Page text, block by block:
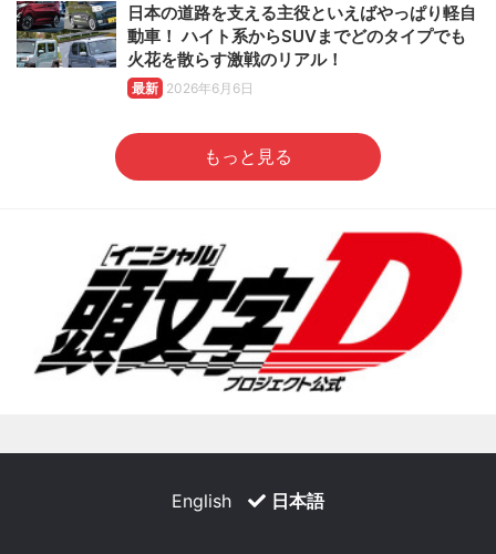
日本の道路を支える主役といえばやっぱり軽自
動車！ ハイト系からSUVまでどのタイプでも
火花を散らす激戦のリアル！
最新 2026年6月6日
もっと見る
English 日本語